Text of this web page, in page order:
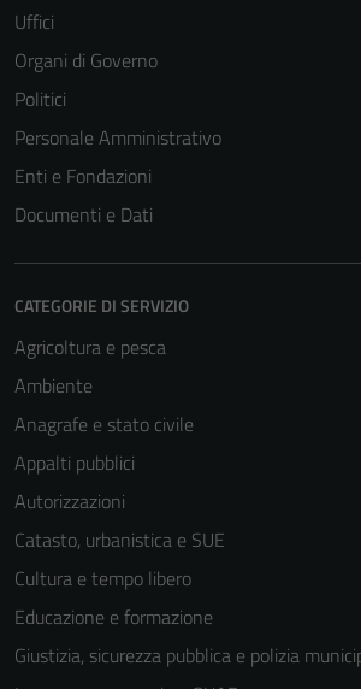
Uffici
Organi di Governo
Politici
Personale Amministrativo
Enti e Fondazioni
Documenti e Dati
CATEGORIE DI SERVIZIO
Agricoltura e pesca
Ambiente
Anagrafe e stato civile
Appalti pubblici
Autorizzazioni
Catasto, urbanistica e SUE
Cultura e tempo libero
Educazione e formazione
Giustizia, sicurezza pubblica e polizia